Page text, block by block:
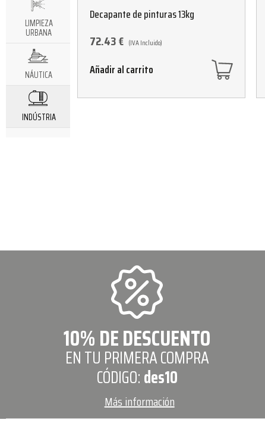
LIMPIEZA
URBANA
NÁUTICA
INDÚSTRIA
Decapante de pinturas 13kg
72.43€ (IVA Incluido)
Añadir al carrito
10% DE DESCUENTO
EN TU PRIMERA COMPRA
CÓDIGO:des10
Más información